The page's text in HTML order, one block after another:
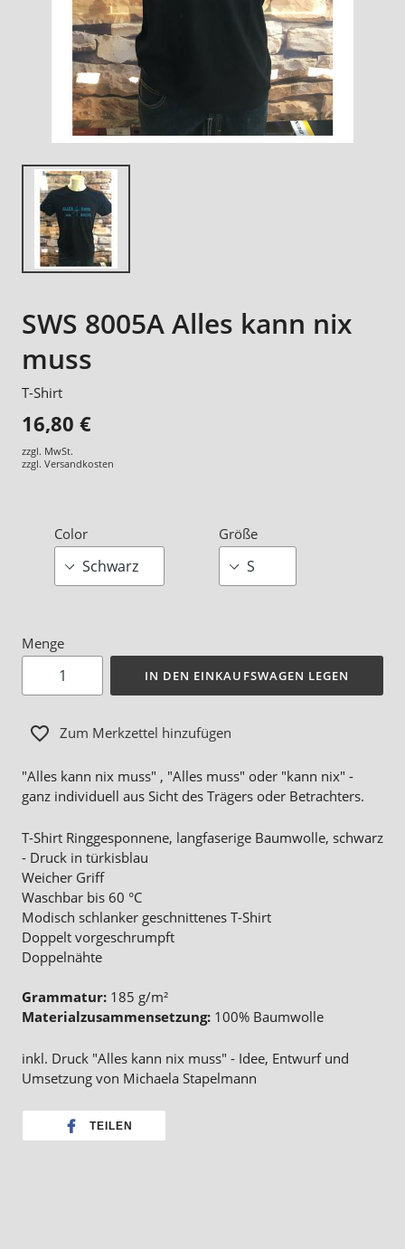
SWS 8005A Alles kann nix
muss
T-Shirt
16,80 €
zzgl. MwSt.
zzgl. Versandkosten
Color Größe
Menge
IN DEN EINKAUFSWAGEN LEGEN
Zum Merkzettel hinzufügen
"Alles kann nix muss" , "Alles muss" oder "kann nix" -
ganz individuell aus Sicht des Trägers oder Betrachters.
T-Shirt Ringgesponnene, langfaserige Baumwolle, schwarz
- Druck in türkisblau
Weicher Griff
Waschbar bis 60 °C
Modisch schlanker geschnittenes T-Shirt
Doppelt vorgeschrumpft
Doppelnähte
Grammatur: 185 g/m²
Materialzusammensetzung: 100% Baumwolle
inkl. Druck "Alles kann nix muss" - Idee, Entwurf und
Umsetzung von Michaela Stapelmann
TEILEN